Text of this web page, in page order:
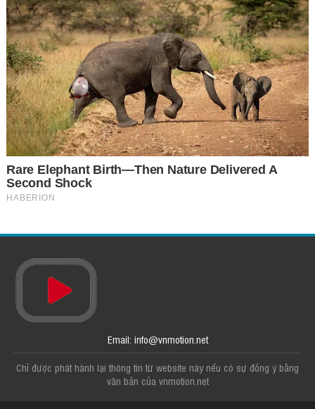
Email: info@vnmotion.net
Chỉ được phát hành lại thông tin từ website này nếu có sự đồng ý bằng
văn bản của vnmotion.net